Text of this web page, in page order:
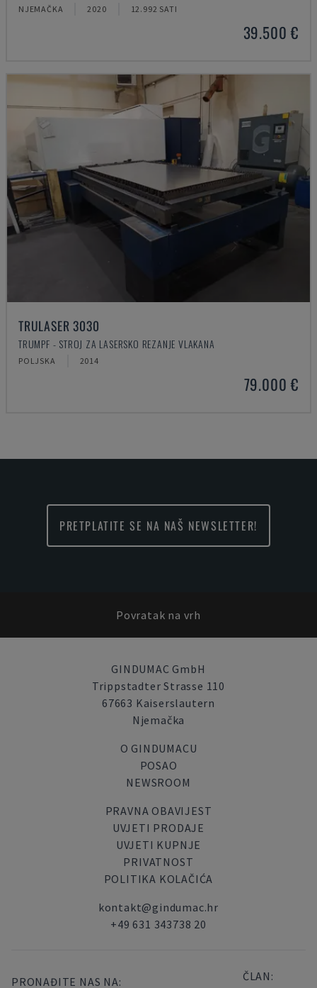
NJEMAČKA 2020 12.992 SATI
39.500 €
TRULASER 3030
TRUMPF - STROJ ZA LASERSKO REZANJE VLAKANA
POLJSKA 2014
79.000 €
PRETPLATITE SE NA NAŠ NEWSLETTER!
Povratak na vrh
GINDUMAC GmbH
Trippstadter Strasse 110
67663 Kaiserslautern
Njemačka
O GINDUMACU
POSAO
NEWSROOM
PRAVNA OBAVIJEST
UVJETI PRODAJE
UVJETI KUPNJE
PRIVATNOST
POLITIKA KOLAČIĆA
kontakt@gindumac.hr
+49 631 343738 20
PRONAĐITE NAS NA: ČLAN: